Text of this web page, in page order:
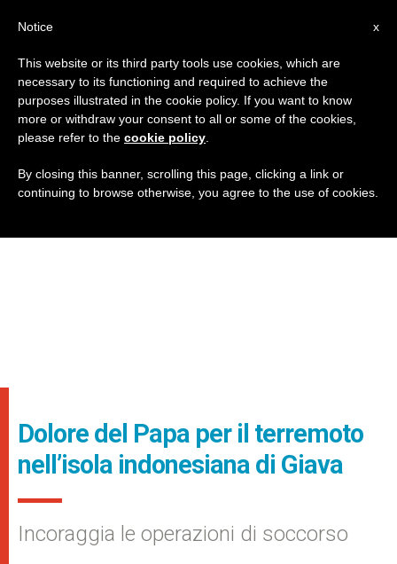
Dolore del Papa per il terremoto
nell’isola indonesiana di Giava
Incoraggia le operazioni di soccorso
x
Notice
This website or its third party tools use cookies, which are
necessary to its functioning and required to achieve the
purposes illustrated in the cookie policy. If you want to know
more or withdraw your consent to all or some of the cookies,
please refer to the cookie policy
By closing this banner, scrolling this page, clicking a link or
continuing to browse otherwise, you agree to the use of cookies.